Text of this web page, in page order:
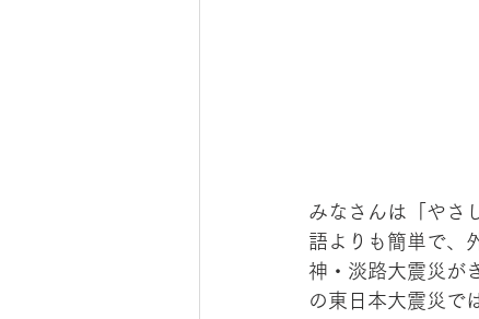
みなさんは「やさ
語よりも簡単で、
神・淡路大震災が
の東日本大震災で